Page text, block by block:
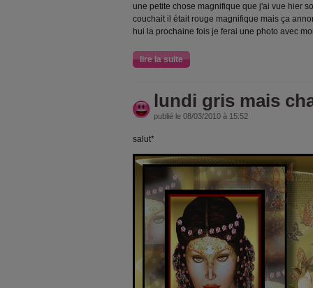
une petite chose magnifique que j'ai vue hier
couchait il était rouge magnifique mais ça
hui la prochaine fois je ferai une photo avec
lire la suite
lundi gris mais
publié le 08/03/2010 à 15:52
salut*